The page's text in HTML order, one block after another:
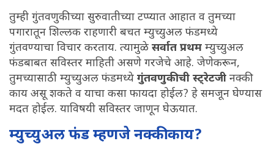
तुम्ही गुंतवणुकीच्या सुरुवातीच्या टप्प्यात आहात व तुमच्या
पगारातून शिल्लक राहणारी बचत म्युच्युअल फंडमध्ये
गुंतवण्याचा विचार करताय. त्यामुळे सर्वात प्रथम म्युच्युअल
फंडबाबत सविस्तर माहिती असणे गरजेचे आहे. जेणेकरून,
तुमच्यासाठी म्युच्युअल फंडमध्ये गुंतवणुकीची स्ट्रेटजी नक्की
काय असू शकते व याचा कसा फायदा होईल? हे समजून घेण्यास
मदत होईल. याविषयी सविस्तर जाणून घेऊयात.
म्युच्युअल फंड म्हणजे नक्की काय?